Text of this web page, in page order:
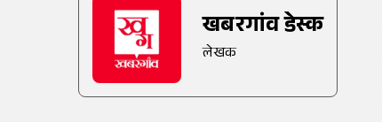
खबरगांव डेस्क
लेखक